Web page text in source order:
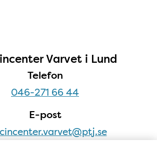
Kung Oskar - Lund -
Varvet i Lund
Telefon
046-271 66 44
E-post